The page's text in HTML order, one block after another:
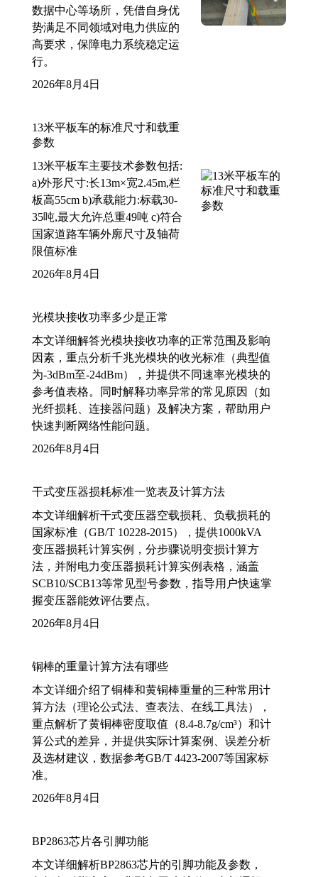
数据中心等场所，凭借自身优
势满足不同领域对电力供应的
高要求，保障电力系统稳定运
行。
2026年8月4日
13米平板车的标准尺寸和载重
参数
13米平板车主要技术参数包括:
a)外形尺寸:长13m×宽2.45m,栏
板高55cm b)承载能力:标载30-
35吨,最大允许总重49吨 c)符合
国家道路车辆外廓尺寸及轴荷
限值标准
2026年8月4日
光模块接收功率多少是正常
本文详细解答光模块接收功率的正常范围及影响
因素，重点分析千兆光模块的收光标准（典型值
为-3dBm至-24dBm），并提供不同速率光模块的
参考值表格。同时解释功率异常的常见原因（如
光纤损耗、连接器问题）及解决方案，帮助用户
快速判断网络性能问题。
2026年8月4日
干式变压器损耗标准一览表及计算方法
本文详细解析干式变压器空载损耗、负载损耗的
国家标准（GB/T 10228-2015），提供1000kVA
变压器损耗计算实例，分步骤说明变损计算方
法，并附电力变压器损耗计算实例表格，涵盖
SCB10/SCB13等常见型号参数，指导用户快速掌
握变压器能效评估要点。
2026年8月4日
铜棒的重量计算方法有哪些
本文详细介绍了铜棒和黄铜棒重量的三种常用计
算方法（理论公式法、查表法、在线工具法），
重点解析了黄铜棒密度取值（8.4-8.7g/cm³）和计
算公式的差异，并提供实际计算案例、误差分析
及选材建议，数据参考GB/T 4423-2007等国家标
准。
2026年8月4日
BP2863芯片各引脚功能
本文详细解析BP2863芯片的引脚功能及参数，